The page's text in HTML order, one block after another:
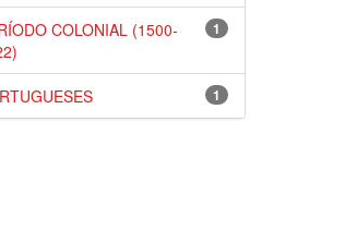
1
COLONIAL (1500-
1